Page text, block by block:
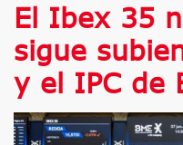
El Ibex 35
sigue
y el IPC de